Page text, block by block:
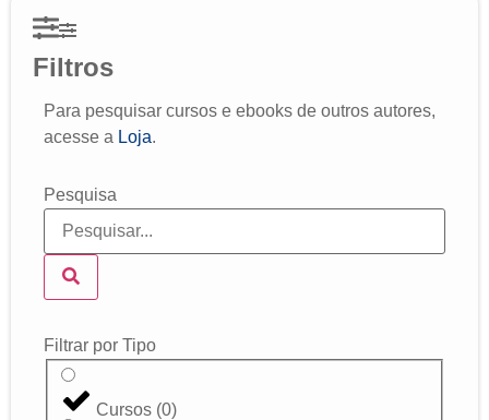
Filtros
Para pesquisar cursos e ebooks de outros autores,
acesse a Loja.
Pesquisa
Filtrar por Tipo
Cursos (0)